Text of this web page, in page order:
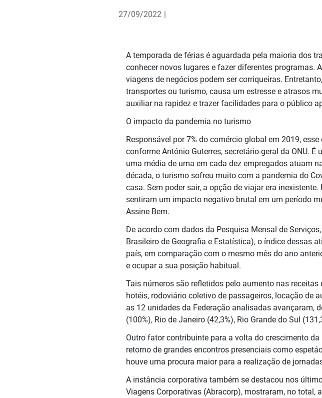
27/09/2022 |
A temporada de férias é aguardada pela maioria dos
conhecer novos lugares e fazer diferentes programas.
viagens de negócios podem ser corriqueiras.
transportes ou turismo, causa um estresse e atrasos
auxiliar na rapidez e trazer facilidades para o público
O impacto da pandemia no turismo
Responsável por 7% do comércio global em 2019,
conforme António Guterres, secretário-geral da ONU.
uma média de uma em cada dez empregados atuam
década, o turismo sofreu muito com a pandemia do
casa. Sem poder sair, a opção de viajar era
sentiram um impacto negativo brutal em um período
Assine Bem.
De acordo com dados da Pesquisa Mensal de
Brasileiro de Geografia e Estatística), o índice dessas
país, em comparação com o mesmo mês do ano
e ocupar a sua posição habitual.
Tais números são refletidos pelo aumento nas
hotéis, rodoviário coletivo de passageiros, locação de
as 12 unidades da Federação analisadas avançaram,
(100%), Rio de Janeiro (42,3%), Rio Grande do Sul
Outro fator contribuinte para a volta do crescimento
retorno de grandes encontros presenciais como
houve uma procura maior para a realização de
A instância corporativa também se destacou nos
Viagens Corporativas (Abracorp), mostraram, no total,